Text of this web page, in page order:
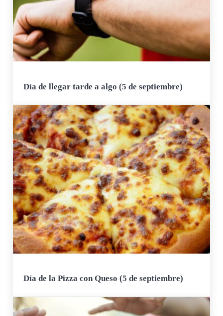
Día de llegar tarde a algo (5 de septiembre)
Día de la Pizza con Queso (5 de septiembre)